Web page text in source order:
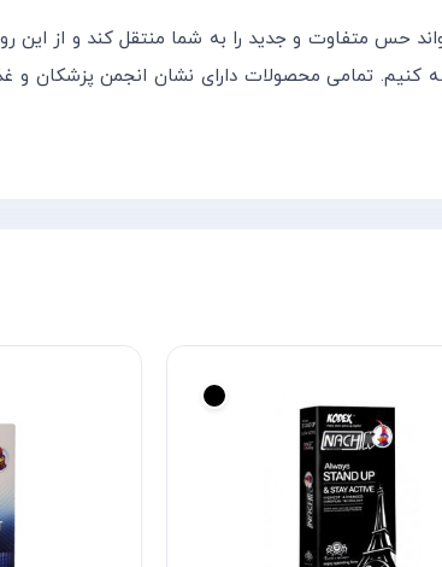
حس متفاوت و جدید را به شما منتقل کند و از این
کدکس عرضه کنیم. تمامی محصولات دارای نشان انجمن